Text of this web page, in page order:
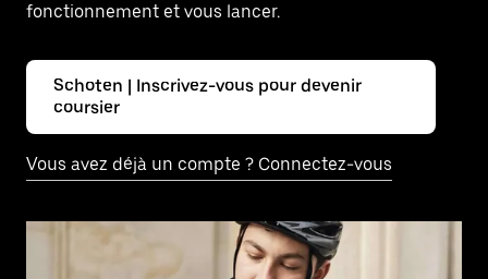
fonctionnement et vous lancer.
Schoten | Inscrivez-vous pour devenir
coursier
Vous avez déjà un compte ? Connectez-vous